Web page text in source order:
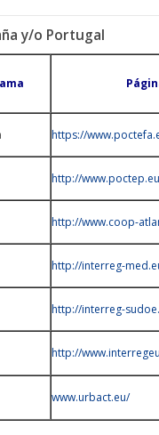
y/o Portugal
https://
http://
http://www.coop-
http://interreg-
http://interreg-
http://
www.urbact.eu/